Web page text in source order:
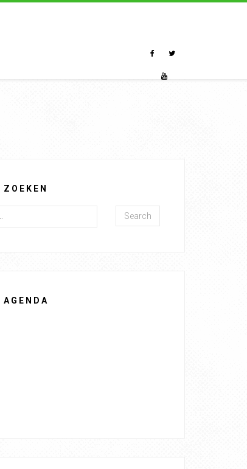
ZOEKEN
Search
AGENDA